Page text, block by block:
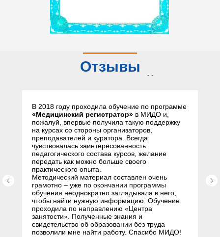
Отзывы
В 2018 году проходила обучение по программе
«Медицинский регистратор» в МИДО и,
пожалуй, впервые получила такую поддержку
на курсах со стороны организаторов,
преподавателей и куратора. Всегда
чувствовалась заинтересованность
педагогического состава курсов, желание
передать как можно больше своего
практического опыта.
Методический материал составлен очень
грамотно – уже по окончании программы
обучения неоднократно заглядывала в него,
чтобы найти нужную информацию. Обучение
проходила по направлению «Центра
занятости». Полученные знания и
свидетельство об образовании без труда
позволили мне найти работу. Спасибо МИДО!